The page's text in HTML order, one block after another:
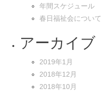
年間スケジュール
春日福祉会について
アーカイブ
2019年1月
2018年12月
2018年10月